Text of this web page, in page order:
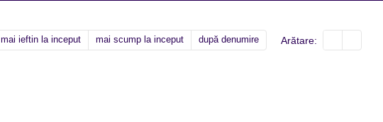
mai ieftin la inceput mai scump la inceput după denumire Arătare: